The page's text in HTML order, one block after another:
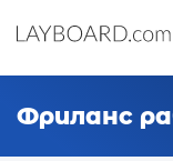
Фриланс